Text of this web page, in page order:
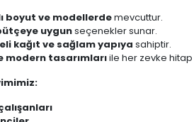
boyut ve modellerdemevcuttur.
uygunseçenekler sunar.
kağıt ve sağlam yapıya sahiptir.
modern tasarımlarıile her zevke